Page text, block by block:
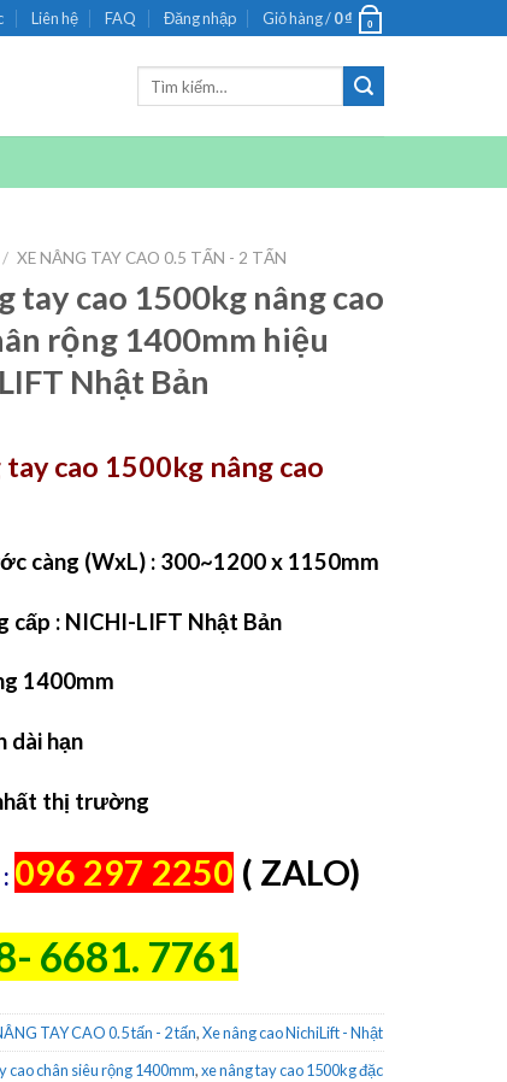
Liên hệ FAQ Đăng nhập Giỏ hàng /0₫ 0
/ XE NÂNG TAY CAO 0.5 TẤN - 2 TẤN
tay cao 1500kg nâng cao
rộng 1400mm hiệu
Nhật Bản
tay cao 1500kg nâng cao
càng (WxL) : 300~1200 x 1150mm
cấp : NICHI-LIFT Nhật Bản
1400mm
dài hạn
thị trường
096 297 2250 ( ZALO)
6681. 7761
TAY CAO 0.5 tấn - 2 tấn,Xe nâng cao NichiLift - Nhật
cao chân siêu rộng 1400mm,xe nâng tay cao 1500kg đặc